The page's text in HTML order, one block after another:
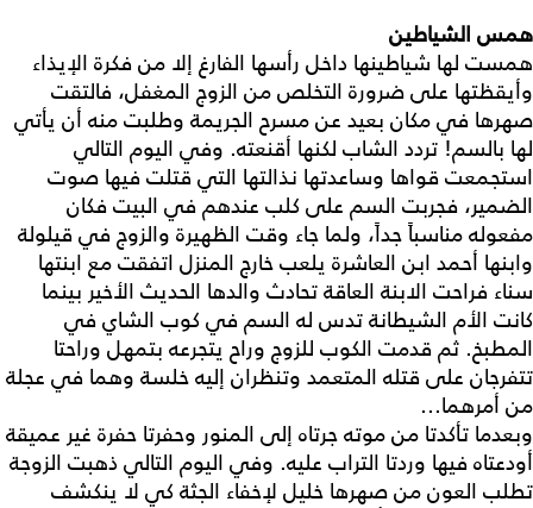
همس الشياطين
همست لها شياطينها داخل رأسها الفارغ إلا من فكرة الإيذاء
وأيقظتها على ضرورة التخلص من الزوج المغفل، فالتقت
صهرها في مكان بعيد عن مسرح الجريمة وطلبت منه أن يأتي
لها بالسم! تردد الشاب لكنها أقنعته. وفي اليوم التالي
استجمعت قواها وساعدتها نذالتها التي قتلت فيها صوت
الضمير، فجربت السم على كلب عندهم في البيت فكان
مفعوله مناسباً جداً، ولما جاء وقت الظهيرة والزوج في قيلولة
وابنها أحمد ابن العاشرة يلعب خارج المنزل اتفقت مع ابنتها
سناء فراحت الابنة العاقة تحادث والدها الحديث الأخير بينما
كانت الأم الشيطانة تدس له السم في كوب الشاي في
المطبخ. ثم قدمت الكوب للزوج وراح يتجرعه بتمهل وراحتا
تتفرجان على قتله المتعمد وتنظران إليه خلسة وهما في عجلة
من أمرهما...
وبعدما تأكدتا من موته جرتاه إلى المنور وحفرتا حفرة غير عميقة
أودعتاه فيها وردتا التراب عليه. وفي اليوم التالي ذهبت الزوجة
تطلب العون من صهرها خليل لإخفاء الجثة كي لا ينكشف